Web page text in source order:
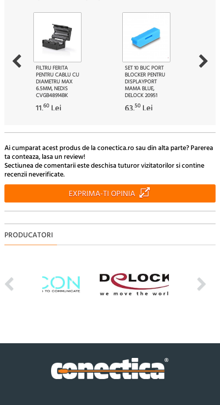
FILTRU FERITA
PENTRU CABLU CU
DIAMETRU MAX
6.5MM, NEDIS
CVGB48914BK
11.60 Lei
SET 10 BUC PORT
BLOCKER PENTRU
DISPLAYPORT
MAMA BLUE,
DELOCK 20951
63.50 Lei
Ai cumparat acest produs de la conectica.ro sau din alta parte? Parerea
ta conteaza, lasa un review!
Sectiunea de comentarii este deschisa tuturor vizitatorilor si contine
recenzii neverificate.
EXPRIMA-TI OPINIA
PRODUCATORI